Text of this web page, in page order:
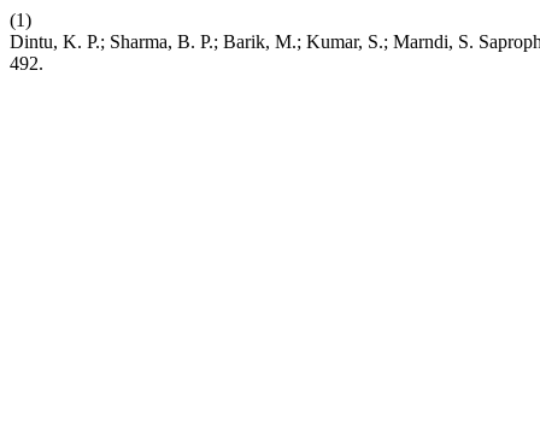
(1)
Dintu, K. P.; Sharma, B. P.; Barik, M.; Kumar, S.; Marndi, S.
492.